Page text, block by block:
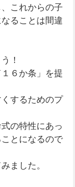
これからの子
ることは間違
！
６か条」を提
するためのプ
の特性にあっ
とになるので
ました。